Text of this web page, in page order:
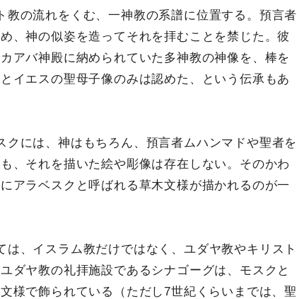
教の流れをくむ、一神教の系譜に位置する。預言者
、神の似姿を造ってそれを拝むことを禁じた。彼
アバ神殿に納められていた多神教の神像を、棒を
イエスの聖母子像のみは認めた、という伝承もあ
クには、神はもちろん、預言者ムハンマドや聖者を
、それを描いた絵や彫像は存在しない。そのかわ
アラベスクと呼ばれる草木文様が描かれるのが一
は、イスラム教だけではなく、ユダヤ教やキリスト
ダヤ教の礼拝施設であるシナゴーグは、モスクと
様で飾られている（ただし7世紀くらいまでは、聖